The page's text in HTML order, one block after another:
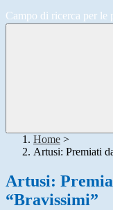
Campo di ricerca per le
Home >
Artusi: Premiati
Artusi:
“Bravissimi”